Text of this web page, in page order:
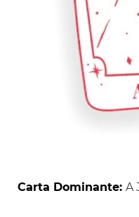
Carta Dominante: A